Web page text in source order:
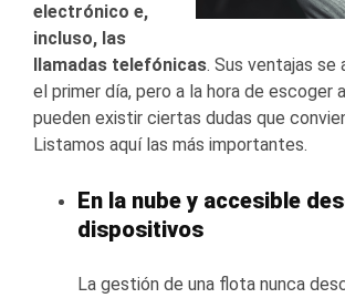
electrónico e,
incluso, las
llamadas telefónicas. Sus ventajas se
el primer día, pero a la hora de escoger
pueden existir ciertas dudas que
Listamos aquí las más importantes.
En la nube y accesible
dispositivos
La gestión de una flota nunca